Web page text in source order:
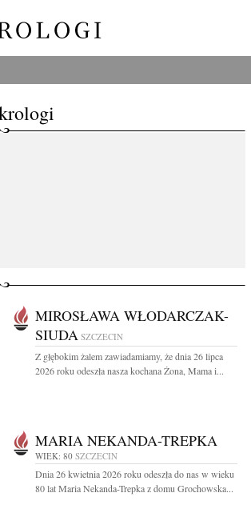
MIROSŁAWA WŁODARCZAK-
SIUDA SZCZECIN
Z głębokim żalem zawiadamiamy, że dnia 26 lipca
2026 roku odeszła nasza kochana Żona, Mama i...
MARIA NEKANDA-TREPKA
WIEK: 80 SZCZECIN
Dnia 26 kwietnia 2026 roku odeszła do nas w wieku
80 lat Maria Nekanda-Trepka z domu Grochowska...